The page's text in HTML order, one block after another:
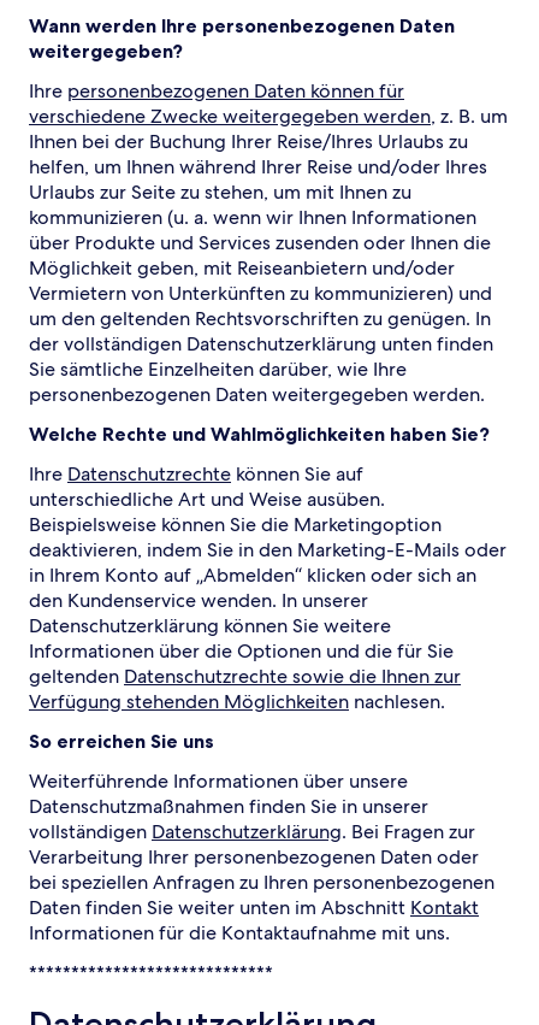
Wann werden Ihre personenbezogenen Daten
weitergegeben?
Ihre personenbezogenen Daten können für
verschiedene Zwecke weitergegeben werden, z. B. um
Ihnen bei der Buchung Ihrer Reise/Ihres Urlaubs zu
helfen, um Ihnen während Ihrer Reise und/oder Ihres
Urlaubs zur Seite zu stehen, um mit Ihnen zu
kommunizieren (u. a. wenn wir Ihnen Informationen
über Produkte und Services zusenden oder Ihnen die
Möglichkeit geben, mit Reiseanbietern und/oder
Vermietern von Unterkünften zu kommunizieren) und
um den geltenden Rechtsvorschriften zu genügen. In
der vollständigen Datenschutzerklärung unten finden
Sie sämtliche Einzelheiten darüber, wie Ihre
personenbezogenen Daten weitergegeben werden.
Welche Rechte und Wahlmöglichkeiten haben Sie?
Ihre Datenschutzrechte können Sie auf
unterschiedliche Art und Weise ausüben.
Beispielsweise können Sie die Marketingoption
deaktivieren, indem Sie in den Marketing-E-Mails oder
in Ihrem Konto auf „Abmelden“ klicken oder sich an
den Kundenservice wenden. In unserer
Datenschutzerklärung können Sie weitere
Informationen über die Optionen und die für Sie
geltenden Datenschutzrechte sowie die Ihnen zur
Verfügung stehenden Möglichkeiten nachlesen.
So erreichen Sie uns
Weiterführende Informationen über unsere
Datenschutzmaßnahmen finden Sie in unserer
vollständigen Datenschutzerklärung. Bei Fragen zur
Verarbeitung Ihrer personenbezogenen Daten oder
bei speziellen Anfragen zu Ihren personenbezogenen
Daten finden Sie weiter unten im Abschnitt Kontakt
Informationen für die Kontaktaufnahme mit uns.
*****************************